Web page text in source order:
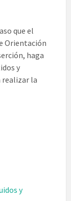
que el
Orientación
haga
y
realizar la
y